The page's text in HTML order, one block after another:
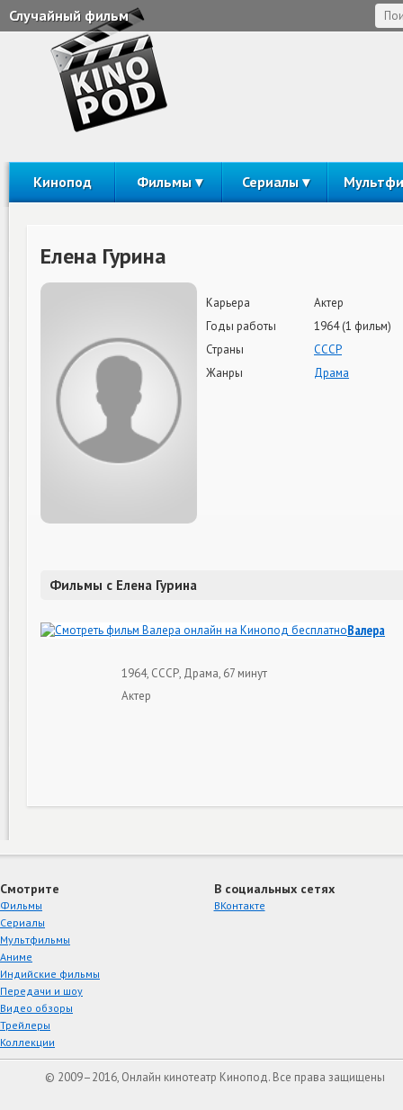
Случайный фильм
Кинопод Фильмы Сериалы
Елена Гурина
Карьера
Актер
Годы работы
1964 (1 фильм)
Страны
СССР
Жанры
Драма
Фильмы с Елена Гурина
Валера
1964, СССР, Драма, 67 минут
Актер
Смотрите
Фильмы
Сериалы
Мультфильмы
Аниме
Индийские фильмы
Передачи и шоу
Видео обзоры
Трейлеры
Коллекции
В социальных сетях
ВКонтакте
© 2009–2016, Онлайн кинотеатр Кинопод. Все права защищены